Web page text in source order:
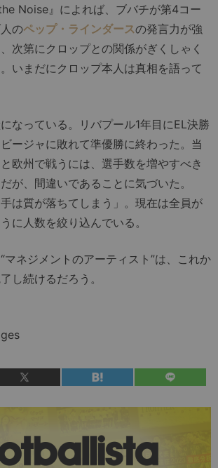
Noise』によれば、ブバチが第4コー
のペップ・ラインダースの発言力が強
次第にクロップとの関係がぎくしゃく
いまだにクロップ本人は真相を語って
なっている。リバプール1年目にEL決勝
ージャに敗れて準優勝に終わった。当
欧州で戦うには、選手数を増やすべき
が、間違いであることに気づいた。
手は質が落ちてしまう」。現在は全員が
に人数を絞り込んでいる。
ネジメントのアーティスト”は、これか
し続けるだろう。